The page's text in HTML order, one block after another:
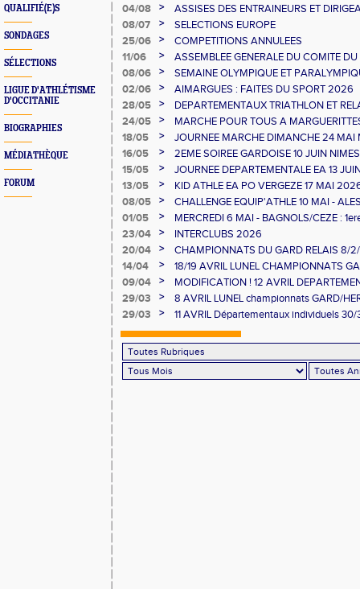
QUALIFIÉ(E)S
SONDAGES
SÉLECTIONS
LIGUE D'ATHLÉTISME
D'OCCITANIE
BIOGRAPHIES
MÉDIATHÈQUE
FORUM
04/08 >
ASSISES DES ENTRAINEURS ET
08/07
>
SELECTIONS EUROPE
25/06
>
COMPETITIONS ANNULEES
11/06
>
ASSEMBLEE GENERALE DU COMITE
08/06
>
SEMAINE OLYMPIQUE ET
GAUJAC
02/06 >
AIMARGUES : FAITES DU SPORT 2026
28/05
>
DEPARTEMENTAUX TRIATHLON ET
24/05
>
MARCHE POUR TOUS A
18/05
>
JOURNEE MARCHE DIMANCHE 24 MAI
16/05
>
2EME SOIREE GARDOISE 10 JUIN NIMES
15/05
>
JOURNEE DEPARTEMENTALE EA 13
13/05
>
KID ATHLE EA PO VERGEZE 17 MAI
08/05
>
CHALLENGE EQUIP'ATHLE 10 MAI -
01/05
>
MERCREDI 6 MAI - BAGNOLS/CEZE :
23/04
>
INTERCLUBS 2026
20/04
>
CHAMPIONNATS DU GARD RELAIS 8/
14/04
>
18/19 AVRIL LUNEL CHAMPIONNATS
09/04
>
MODIFICATION ! 12 AVRIL
MINIMES ET RELAIS
29/03 >
8 AVRIL LUNEL championnats GARD/
10000/STEEPLE/DUREE
29/03 > 11 AVRIL Départementaux individuels